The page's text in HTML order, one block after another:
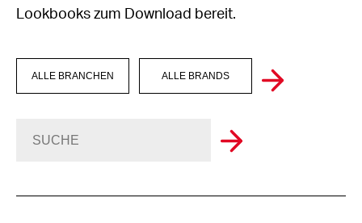
Lookbooks zum Download bereit.
ALLE BRANCHEN ALLE BRANDS